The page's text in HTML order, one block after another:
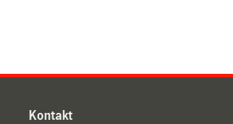
Kontakt